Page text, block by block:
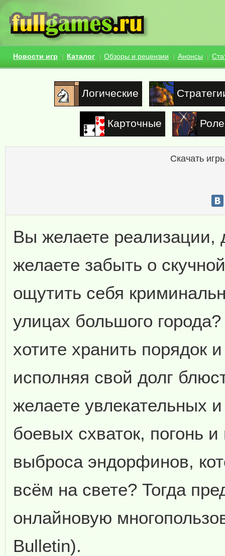
Новости игр Каталог Обзоры и рецензии Анонсы
Логические
Карточные
Скачать
Вы желаете реализации,
желаете забыть о
ощутить себя
улицах большого
хотите хранить порядок
исполняя свой долг
желаете увлекательных
боевых схваток, погонь
выброса эндорфинов,
всём на свете? Тогда
онлайновую
Bulletin).